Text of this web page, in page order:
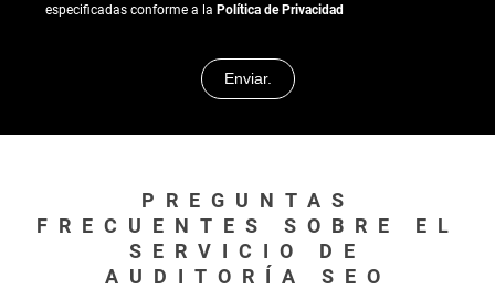
especificadas conforme a la Política de Privacidad
a
d
PREGUNTAS
FRECUENTES SOBRE EL
SERVICIO DE
AUDITORÍA SEO